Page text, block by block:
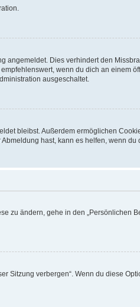
angemeldet. Dies verhindert den
wenn du dich an einem
ausgeschaltet.
bleibst. Außerdem ermöglichen
hast, kann es helfen, wenn du
ändern, gehe in den „Persönlichen
verbergen“. Wenn du diese